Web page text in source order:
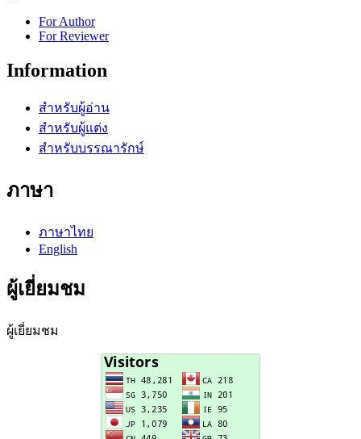
For Author
For Reviewer
Information
สำหรับผู้อ่าน
สำหรับผู้แต่ง
สำหรับบรรณารักษ์
ภาษา
ภาษาไทย
English
ผู้เยี่ยมชม
ผู้เยี่ยมชม